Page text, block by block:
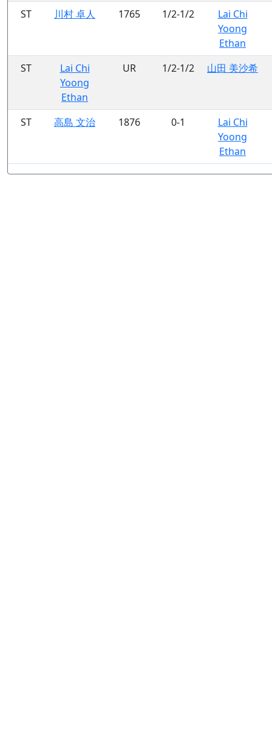
ST 川村 卓人 1765 1/2-1/2
Lai Chi
Yoong
Ethan
ST
Lai Chi
Yoong
Ethan
UR 1/2-1/2 山田 美沙希
ST 高島 文治 1876 0-1
Lai Chi
Yoong
Ethan